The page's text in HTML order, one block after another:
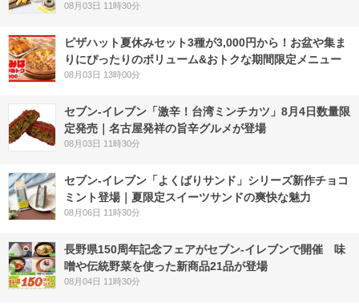
08月03日 11時30分
ピザハット夏休みセット3種が3,000円から！お盆や集ま
りにぴったりのボリューム&おトクな期間限定メニュー
08月03日 13時00分
セブン-イレブン「激辛！台湾ミンチカツ」8月4日数量限
定発売｜名古屋発祥の旨辛グルメが登場
08月03日 11時30分
セブン‐イレブン「よくばりサンド」シリーズ新作チョコ
ミント登場｜夏限定スイーツサンドの爽快な魅力
08月06日 11時30分
長野県150周年記念フェアがセブン-イレブンで開催 味
噌や伝統野菜を使った新商品21品が登場
08月04日 11時30分